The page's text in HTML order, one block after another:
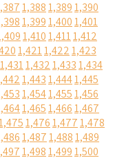
1,3881,3891,390
1,3991,4001,401
1,4101,4111,412
1,4211,4221,423
1,4311,4321,4331,434
1,4431,4441,445
1,4541,4551,456
1,4651,4661,467
1,4761,4771,478
1,4871,4881,489
1,4981,4991,500